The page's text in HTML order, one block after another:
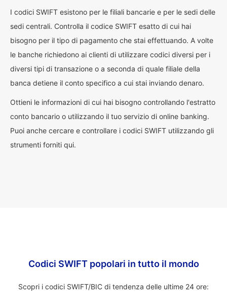
I codici SWIFT esistono per le filiali bancarie e per le sedi delle
sedi centrali. Controlla il codice SWIFT esatto di cui hai
bisogno per il tipo di pagamento che stai effettuando. A volte
le banche richiedono ai clienti di utilizzare codici diversi per i
diversi tipi di transazione o a seconda di quale filiale della
banca detiene il conto specifico a cui stai inviando denaro.
Ottieni le informazioni di cui hai bisogno controllando l'estratto
conto bancario o utilizzando il tuo servizio di online banking.
Puoi anche cercare e controllare i codici SWIFT utilizzando gli
strumenti forniti qui.
Codici SWIFT popolari in tutto il mondo
Scopri i codici SWIFT/BIC di tendenza delle ultime 24 ore: